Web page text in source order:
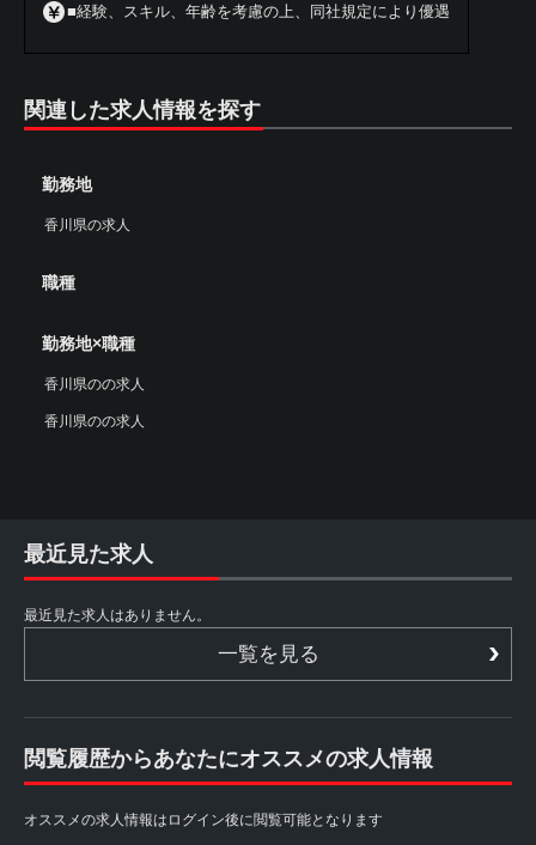
■経験、スキル、年齢を考慮の上、同社規定により優遇
関連した求人情報を探す
勤務地
香川県の求人
職種
勤務地×職種
香川県のの求人
香川県のの求人
最近見た求人
最近見た求人はありません。
一覧を見る
閲覧履歴からあなたにオススメの求人情報
オススメの求人情報はログイン後に閲覧可能となります